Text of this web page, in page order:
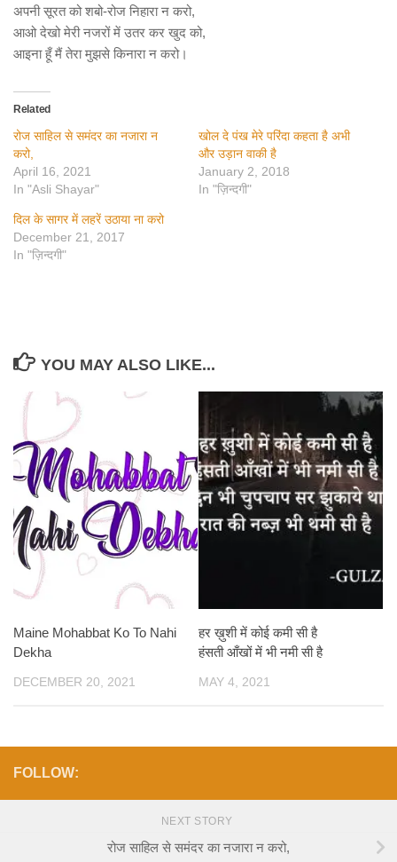
अपनी सूरत को शबो-रोज निहारा न करो,
आओ देखो मेरी नजरों में उतर कर खुद को,
आइना हूँ मैं तेरा मुझसे किनारा न करो।
Related
रोज साहिल से समंदर का नजारा न
करो,
April 16, 2021
In "Asli Shayar"
खोल दे पंख मेरे परिंदा कहता है अभी
और उड़ान वाकी है
January 2, 2018
In "ज़िन्दगी"
दिल के सागर में लहरें उठाया ना करो
December 21, 2017
In "ज़िन्दगी"
YOU MAY ALSO LIKE...
Maine Mohabbat Ko To Nahi
Dekha
DECEMBER 20, 2021
हर ख़ुशी में कोई कमी सी है
हंसती आँखों में भी नमी सी है
MAY 4, 2021
FOLLOW:
NEXT STORY
रोज साहिल से समंदर का नजारा न करो,